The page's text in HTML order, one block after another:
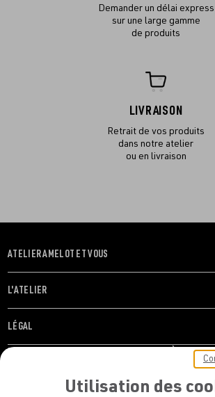
Demander un délai express
sur une large gamme
de produits
LIVRAISON
Retrait de vos produits
dans notre atelier
ou en livraison
OUVRIR
LE
MENU
ATELIER AMELOT ET VOUS
OUVRIR
LE
MENU
L'ATELIER
OUVRIR
LE
LÉGAL
RESTONS EN CONTACT ! ABONNEZ-VOUS À NOTRE
Utilisation des